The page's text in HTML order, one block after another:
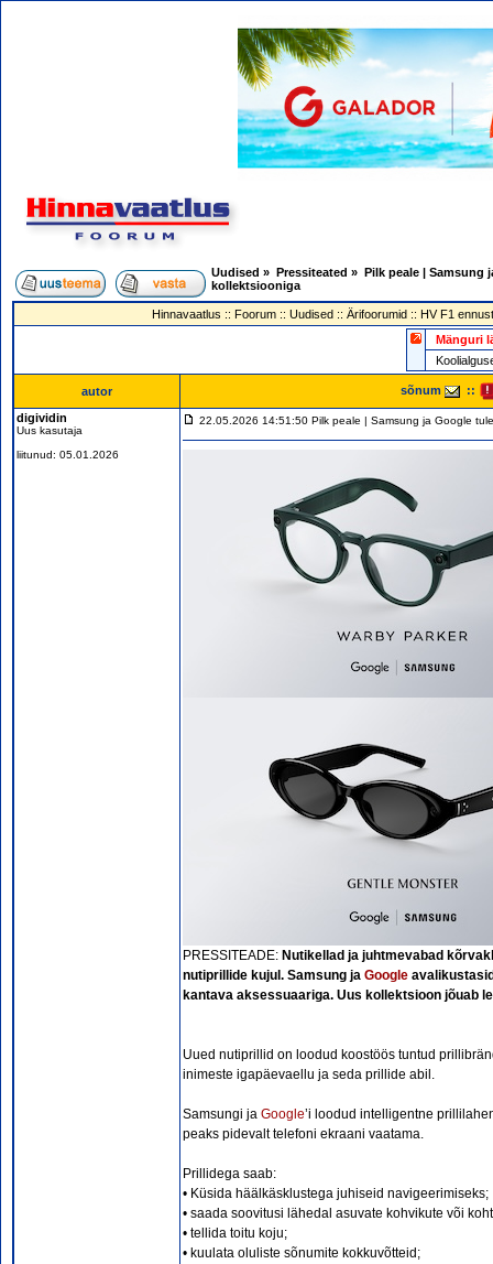
Uudised » Pressiteated » Pilk peale | Samsung
kollektsiooniga
Hinnavaatlus :: Foorum:: Uudised:: Ärifoorumid:: HV F1
Mänguri
autor sõnum ::
digividin
Uus kasutaja
liitunud: 05.01.2026
22.05.2026 14:51:50 Pilk peale | Samsung ja Google
PRESSITEADE: Nutikellad ja juhtmevabad
nutiprillide kujul. Samsung ja Google
kantava aksessuaariga. Uus kollektsioon jõuab
Uued nutiprillid on loodud koostöös tuntud
inimeste igapäevaellu ja seda prillide abil.
Samsungi ja Google’i loodud intelligentne
peaks pidevalt telefoni ekraani vaatama.
Prillidega saab:
• Küsida häälkäsklustega juhiseid navigeerimiseks;
• saada soovitusi lähedal asuvate kohvikute või
• tellida toitu koju;
• kuulata oluliste sõnumite kokkuvõtteid;